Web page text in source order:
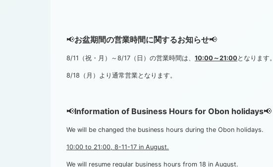
📢お盆期間の営業時間に関するお知らせ📢
8/11（祝・月）～8/17（日）の営業時間は、 10:00～21:00となります。
8/18（月）より通常営業となります。
📢Information of Business Hours for Obon holidays📢
We will be changed the business hours during the Obon holidays.
10:00 to 21:00, 8-11-17 in August.
We will resume regular business hours from 18 in August.